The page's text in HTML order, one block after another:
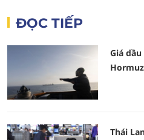
ĐỌC TIẾP
Giá
Hormuz
Thái